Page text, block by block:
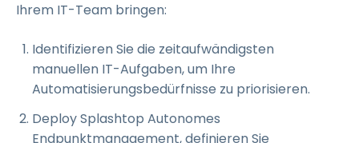
Ihrem IT-Team bringen:
Identifizieren Sie die zeitaufwändigsten
manuellen IT-Aufgaben, um Ihre
Automatisierungsbedürfnisse zu priorisieren.
Deploy Splashtop Autonomes
Endpunktmanagement, definieren Sie